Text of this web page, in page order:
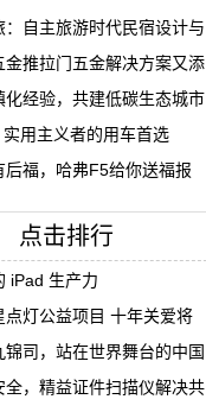
：自主旅游时代民宿设计与
金推拉门五金解决方案又添
化经验，共建低碳生态城市
用主义者的用车首选
后福，哈弗F5给你送福报
点击排行
iPad 生产力
点灯公益项目 十年关爱将
锦司，站在世界舞台的中国
全，精益证件扫描仪解决共